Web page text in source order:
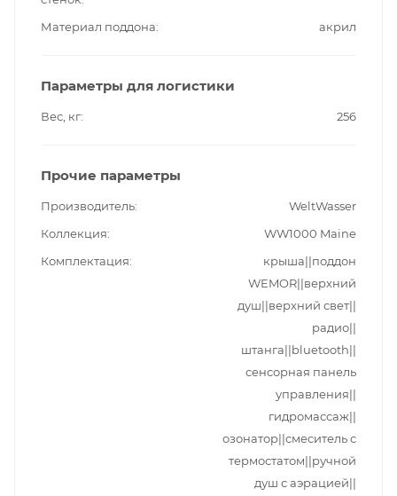
Материал поддона
акрил
Параметры для логистики
Вес, кг 256
Прочие параметры
Производитель
WeltWasser
Коллекция
WW1000 Maine
Комплектация
крыша||поддон
WEMOR||верхний
душ||верхний свет||
радио||
штанга||bluetooth||
сенсорная панель
управления||
гидромассаж||
озонатор||смеситель с
термостатом||ручной
душ с аэрацией||